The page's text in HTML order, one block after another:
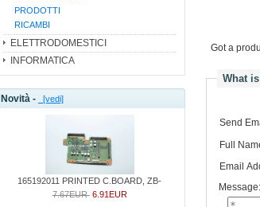
PRODOTTI
RICAMBI
ELETTRODOMESTICI
INFORMATICA
Novità - [vedi]
165192011 PRINTED C.BOARD, ZB-
7.67EUR 6.91EUR
Got a
What
Send
Full
Email
Message: